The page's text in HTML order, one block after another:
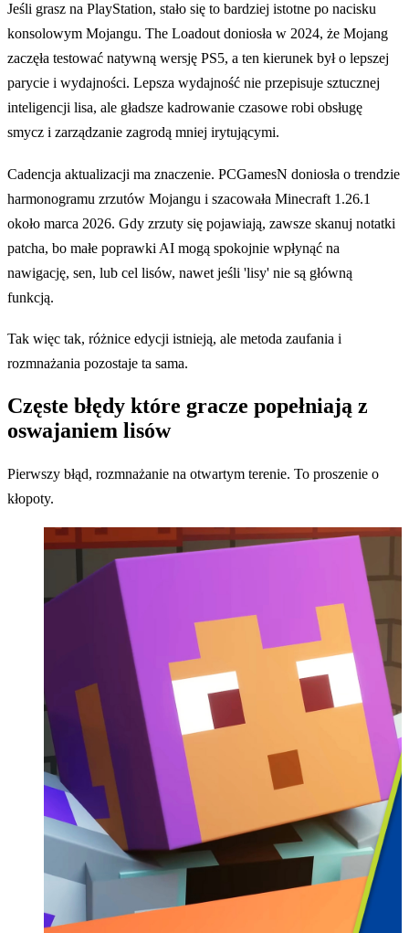
Jeśli grasz na PlayStation, stało się to bardziej istotne po nacisku
konsolowym Mojangu. The Loadout doniosła w 2024, że Mojang
zaczęła testować natywną wersję PS5, a ten kierunek był o lepszej
parycie i wydajności. Lepsza wydajność nie przepisuje sztucznej
inteligencji lisa, ale gładsze kadrowanie czasowe robi obsługę
smycz i zarządzanie zagrodą mniej irytującymi.
Cadencja aktualizacji ma znaczenie. PCGamesN doniosła o trendzie
harmonogramu zrzutów Mojangu i szacowała Minecraft 1.26.1
około marca 2026. Gdy zrzuty się pojawiają, zawsze skanuj notatki
patcha, bo małe poprawki AI mogą spokojnie wpłynąć na
nawigację, sen, lub cel lisów, nawet jeśli 'lisy' nie są główną
funkcją.
Tak więc tak, różnice edycji istnieją, ale metoda zaufania i
rozmnażania pozostaje ta sama.
Częste błędy które gracze popełniają z
oswajaniem lisów
Pierwszy błąd, rozmnażanie na otwartym terenie. To proszenie o
kłopoty.